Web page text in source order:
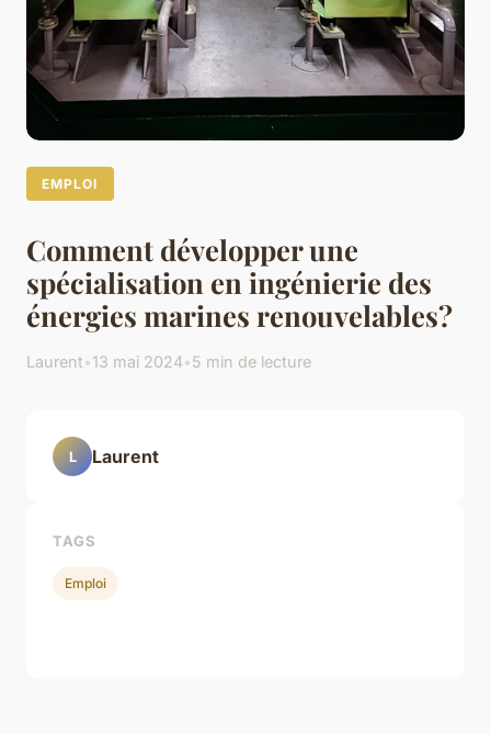
EMPLOI
Comment développer une
spécialisation en ingénierie des
énergies marines renouvelables?
Laurent•13 mai 2024•5 min de lecture
L Laurent
TAGS
Emploi